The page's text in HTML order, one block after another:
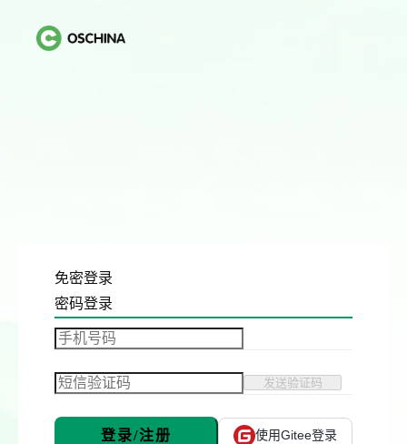
免密登录
密码登录
发送验证码
登录/注册 使用Gitee登录